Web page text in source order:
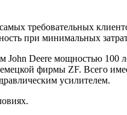
требовательных
при минимальных
Deere мощностью 100
фирмы ZF. Всего
усилителем.